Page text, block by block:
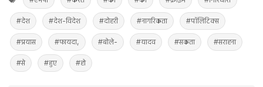
#देश #देश-विदेश #दोहरी #नागरिकता #पॉलिटिक्स
#प्रयास #फायदा, #बोले- #यादव #सकता #सराहना
#से #हुए #हो